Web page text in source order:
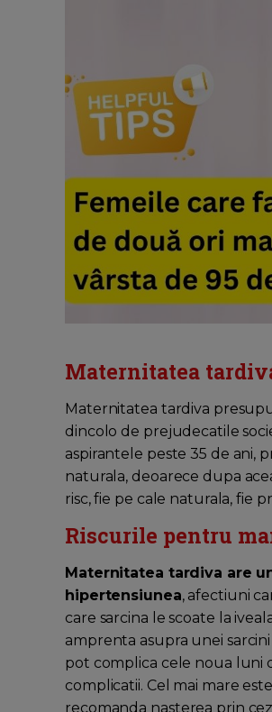
Maternitatea
Maternitatea tardiva
dincolo de prejudecatile
aspirantele peste 35 de ani,
naturala, deoarece dupa
risc, fie pe cale naturala, fie
Riscurile pentru
Maternitatea tardiva are
hipertensiunea, afectiuni
care sarcina le scoate la
amprenta asupra unei
pot complica cele noua luni
complicatii. Cel mai mare
recomanda nasterea prin